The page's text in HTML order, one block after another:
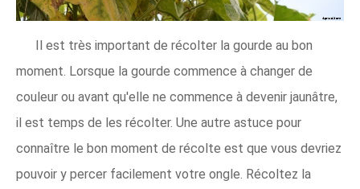
Il est très important de récolter la gourde au bon
moment. Lorsque la gourde commence à changer de
couleur ou avant qu'elle ne commence à devenir jaunâtre,
il est temps de les récolter. Une autre astuce pour
connaître le bon moment de récolte est que vous devriez
pouvoir y percer facilement votre ongle. Récoltez la